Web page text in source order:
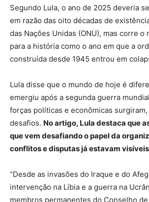
Segundo Lula, o ano de 2025 deveria
em razão das oito décadas de
das Nações Unidas (ONU), mas corre o
para a história como o ano em que a
construída desde 1945 entrou em
Lula disse que o mundo de hoje é
emergiu após a segunda guerra
forças políticas e econômicas
desafios. No artigo, Lula destaca que
que vem desafiando o papel da
conflitos e disputas já estavam
“Desde as invasões do Iraque e do
intervenção na Líbia e a guerra na
membros permanentes do Conselho